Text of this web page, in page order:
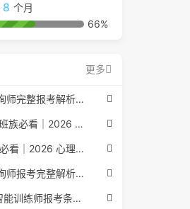
8 个月
66%
更多
2026 心理咨询师完整报考解析（2017 国考取消后现行权威体系 + 避坑全指南）
广州 / 深圳上班族必看｜2026 心理咨询师考证指南，转行副业、情绪疏导双收益
珠三角上班族必看｜2026 心理咨询师考证指南，转行副业、情绪疏导双收益
2026 心理咨询师报考完整解析｜2017 国考取消后正规报考标准、流程避坑指南
2026年人工智能训练师报考条件与流程：2026年最新官方要求全面解读